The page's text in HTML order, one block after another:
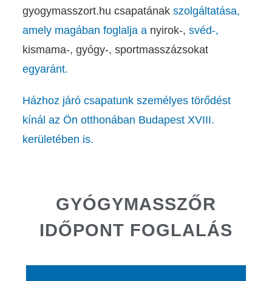
gyogymasszort.hu csapatának szolgáltatása,
amely magában foglalja a nyirok-, svéd-,
kismama-, gyógy-, sportmasszázsokat
egyaránt.
Házhoz járó csapatunk személyes törődést
kínál az Ön otthonában Budapest XVIII.
kerületében is.
GYÓGYMASSZŐR
IDŐPONT FOGLALÁS